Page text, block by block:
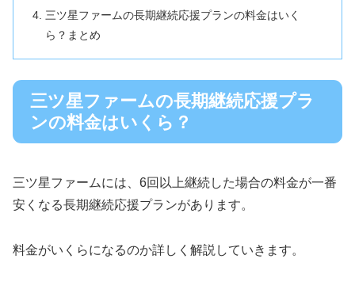
三ツ星ファームの長期継続応援プランの料金はいく
ら？まとめ
三ツ星ファームの長期継続応援プラ
ンの料金はいくら？
三ツ星ファームには、6回以上継続した場合の料金が一番
安くなる長期継続応援プランがあります。
料金がいくらになるのか詳しく解説していきます。